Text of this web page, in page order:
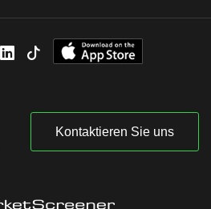
Kontaktieren Sie uns